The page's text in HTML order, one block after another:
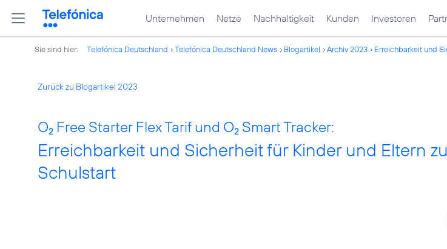
Unternehmen Netze Nachhaltigkeit Kunden Investoren
Sie sind hier: Telefónica Deutschland Telefónica Deutschland News Blogartikel Archiv 2023 Erreichbarkeit und
Zurück zu Blogartikel 2023
O2 Free Starter Flex Tarif und O2 Smart Tracker:
Erreichbarkeit und Sicherheit für Kinder und Eltern
Schulstart